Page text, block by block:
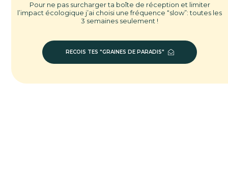
Pour ne pas surcharger ta boîte de réception et limiter
l’impact écologique j’ai choisi une fréquence “slow”: toutes les
3 semaines seulement !
RECOIS TES "GRAINES DE PARADIS"